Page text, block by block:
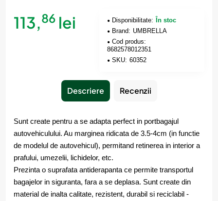
113,86 lei Disponibilitate:
În stoc
Brand: UMBRELLA
Cod produs:
8682578012351
SKU: 60352
Descriere Recenzii
Sunt create pentru a se adapta perfect in portbagajul
autovehiculului. Au marginea ridicata de 3.5-4cm (in functie
de modelul de autovehicul), permitand retinerea in interior a
prafului, umezelii, lichidelor, etc.
Prezinta o suprafata antiderapanta ce permite transportul
bagajelor in siguranta, fara a se deplasa. Sunt create din
material de inalta calitate, rezistent, durabil si reciclabil -